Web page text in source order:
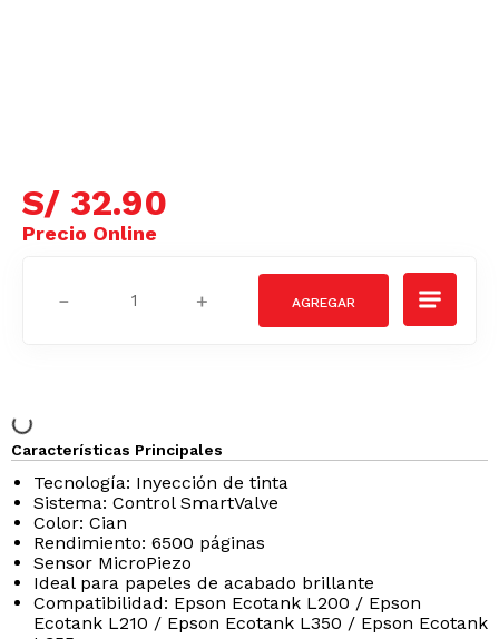
S/ 32.90
＋
－
Características Principales
Tecnología: Inyección de tinta
Sistema: Control SmartValve
Color: Cian
Rendimiento: 6500 páginas
Sensor MicroPiezo
Ideal para papeles de acabado brillante
Compatibilidad: Epson Ecotank L200 / Epson
Ecotank L210 / Epson Ecotank L350 / Epson Ecotank